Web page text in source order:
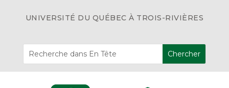
UNIVERSITÉ DU QUÉBEC À TROIS-RIVIÈRES